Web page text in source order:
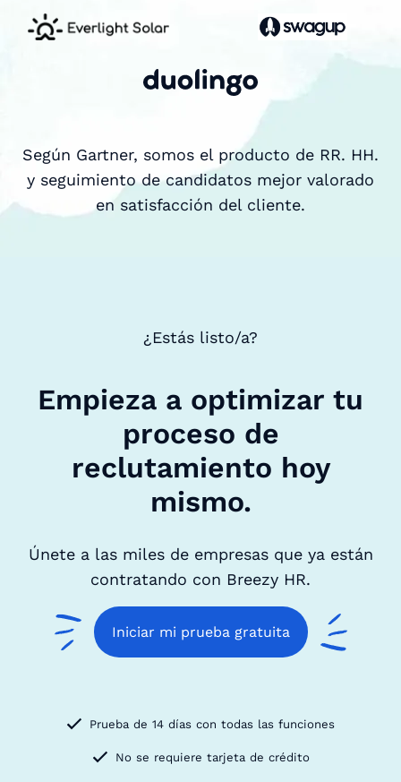
Según Gartner, somos el producto de RR. HH.
y seguimiento de candidatos mejor valorado
en satisfacción del cliente.
¿Estás listo/a?
Empieza a optimizar tu
proceso de
reclutamiento hoy
mismo.
Únete a las miles de empresas que ya están
contratando con Breezy HR.
Iniciar mi prueba gratuita
Prueba de 14 días con todas las funciones
No se requiere tarjeta de crédito